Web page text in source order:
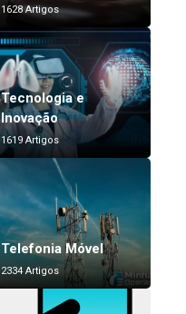
1628 Artigos
Tecnologia e
Inovação
1619 Artigos
Telefonia Móvel
2334 Artigos